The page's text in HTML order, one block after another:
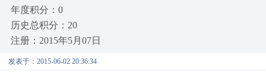
年度积分：0
历史总积分：20
注册：2015年5月07日
发表于：2015-06-02 20:36:34